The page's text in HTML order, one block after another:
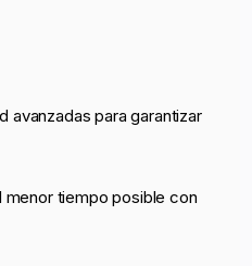
avanzadas para garantizar
menor tiempo posible con